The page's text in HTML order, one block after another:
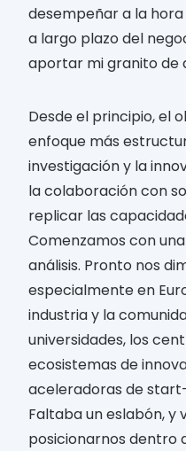
desempeñar a la
a largo plazo del
aportar mi granito de
Desde el principio, el
enfoque más
investigación y la
la colaboración con
replicar las
Comenzamos con
análisis. Pronto nos
especialmente en
industria y la
universidades, los
ecosistemas de
aceleradoras de
Faltaba un eslabón, y
posicionarnos dentro